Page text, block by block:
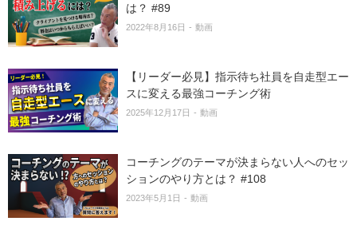
は？ #89
2022年8月16日 動画
【リーダー必見】指示待ち社員を自走型エー
スに変える最強コーチング術
2025年12月17日 動画
コーチングのテーマが決まらない人へのセッ
ションのやり方とは？ #108
2023年5月1日 動画